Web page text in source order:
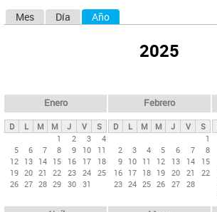
ds
p
n
c
Mes Día Año
2025
Enero
D L M M J V
S
1
2 3
4
5
6 7 8 9 10
11
12 13 14 15 16 17
18
19 20 21 22 23 24 25
26 27 28 29 30 31
Febrero
D L M M J V
S
1
2
3 4 5 6 7
8
9 10 11 12 13 14
15
16 17 18 19 20 21
22
23 24 25 26 27 28